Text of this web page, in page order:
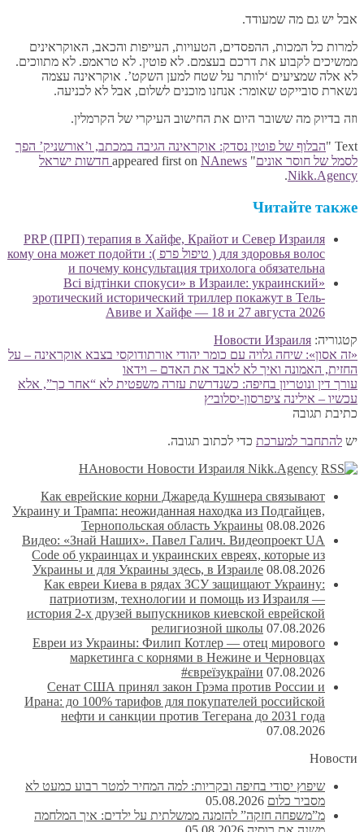
אבל יש גם מה שמעודד.
למרות כל המכות, ההפסדים, הטעויות, העייפות והכאב, האוקראינים
ממשיכים לקבוע את דרכם בעצמם. לא פוטין. לא טראמפ. לא מתווכים.
לא אלה שמציעים ‘לוותר על שטח למען השקט’. אוקראינה עצמה
נשארת סובייקט שאומר: אנחנו מוכנים לשלום, אבל לא לכניעה.
וזה בדיוק מה ששובר היום את החישוב העיקרי של הקרמלין.
Text "
הבלוף של פוטין נסדק: אוקראינה הגיבה במכתב, ו’אורשניק’ הפך
לסמל של חוסר אונים" appeared first on
NAnews חדשות ישראל
Nikk.Agency
.
Читайте также
PRP (ПРП) терапия в Хайфе, Крайот и Север Израиля
для здоровья волос ( טיפול פרפ ): кому она может подойти
и почему консультация трихолога обязательна
«Всі відтінки спокуси» в Израиле: украинский
эротический исторический триллер покажут в Тель-
Авиве и Хайфе — 18 и 27 августа 2026
קטגוריה: Новости Израиля
ניווט
הפוסט
הקודם:
«זה אסון»: שיחה גלויה עם כומר יהודי אורתודוקסי בצבא אוקראינה – על
החזית, האמונה ואיך לא לאבד את האדם – וידאו
הפוסט
הבא:
עורך דין ונוטריון בחיפה: כשנדרשת עזרה משפטית לא “אחר כך”, אלא
עכשיו – אילינה ציפרסון-יסלוביץ
כתיבת תגובה
יש להתחבר למערכת כדי לכתוב תגובה.
НАновости Новости Израиля Nikk.Agency
Как еврейские корни Джареда Кушнера связывают
Украину и Трампа: неожиданная находка из Подгайцев,
Тернопольская область Украины 08.08.2026
Видео: «Знай Наших». Павел Галич. Видеопроект UA
Code об украинцах и украинских евреях, которые из
Украины и для Украины здесь, в Израиле 08.08.2026
Как евреи Киева в рядах ЗСУ защищают Украину:
патриотизм, технологии и помощь из Израиля —
история 2-х друзей выпускников киевской еврейской
религиозной школы 07.08.2026
Евреи из Украины: Филип Котлер — отец мирового
маркетинга с корнями в Нежине и Черновцах
#євреїзукраїни 07.08.2026
Сенат США принял закон Грэма против России и
Ирана: до 100% тарифов для покупателей российской
нефти и санкции против Тегерана до 2031 года
07.08.2026
Новости
שיפוץ יסודי בחיפה ובקריות: למה המחיר למטר רבוע כמעט לא
מסביר כלום 05.08.2026
מ”משפחה חזקה” להזמנה ממשלתית על ילדים: איך המלחמה